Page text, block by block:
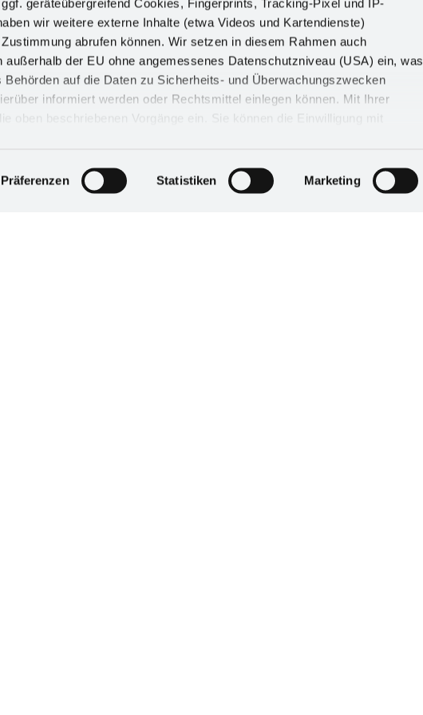
geräteübergreifend Cookies, Fingerprints, Tracking-Pixel und IP-
wir weitere externe Inhalte (etwa Videos und Kartendienste)
abrufen können. Wir setzen in diesem Rahmen auch
außerhalb der EU ohne angemessenes Datenschutzniveau (USA) ein, was
auf die Daten zu Sicherheits- und Überwachungszwecken
informiert werden oder Rechtsmittel einlegen können. Mit Ihrer
oben beschriebenen Vorgänge ein. Sie können die Einwilligung mit
Präferenzen Statistiken Marketing
noticias estará siempre al día. Si todavía tiene
en contacto con nosotros.